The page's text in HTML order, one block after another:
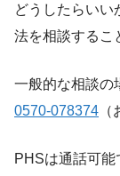
どうしたらいい
法を相談するこ
一般的な相談の
0570-078374
PHSは通話可